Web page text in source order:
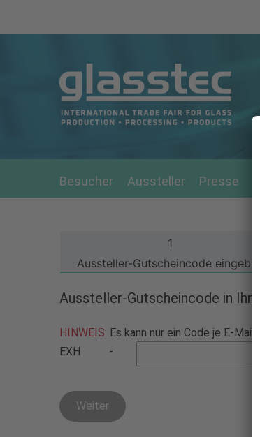
Besucher Aussteller Presse
1
Aussteller-Gutscheincode eingeben
Aussteller-Gutscheincode in
HINWEIS: Es kann nur ein Code je E-
EXH
-
Weiter